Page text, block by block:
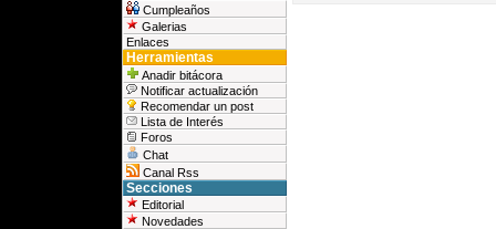
Cumpleaños
Galerias
Enlaces
Herramientas
Anadir bitácora
Notificar actualización
Recomendar un post
Lista de Interés
Foros
Chat
Canal Rss
Secciones
Editorial
Novedades